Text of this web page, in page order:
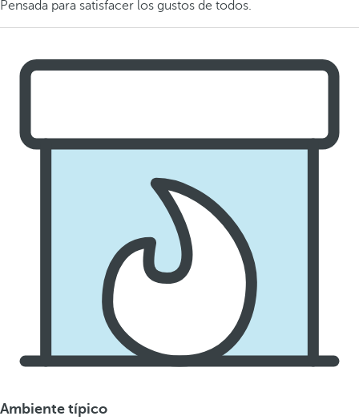
Pensada para satisfacer los gustos de todos.
Ambiente típico